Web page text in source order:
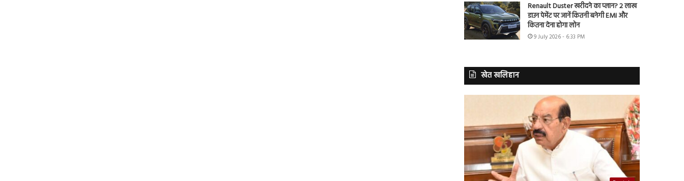
Renault Duster खरीदने का प्लान? 2 लाख
डाउन पेमेंट पर जानें कितनी बनेगी EMI और
कितना देना होगा लोन
9 July 2026 - 6:33 PM
खेत खलिहान